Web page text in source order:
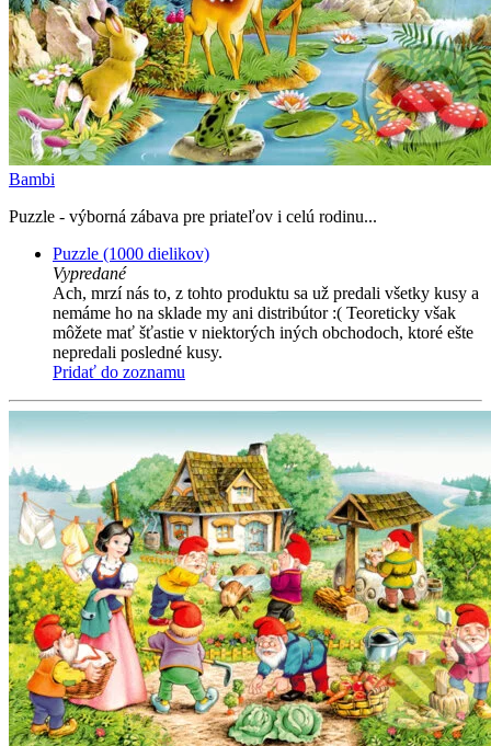
Bambi
Puzzle - výborná zábava pre priateľov i celú rodinu...
Puzzle (1000 dielikov)
Vypredané
Ach, mrzí nás to, z tohto produktu sa už predali všetky kusy a
nemáme ho na sklade my ani distribútor :( Teoreticky však
môžete mať šťastie v niektorých iných obchodoch, ktoré ešte
nepredali posledné kusy.
Pridať do zoznamu